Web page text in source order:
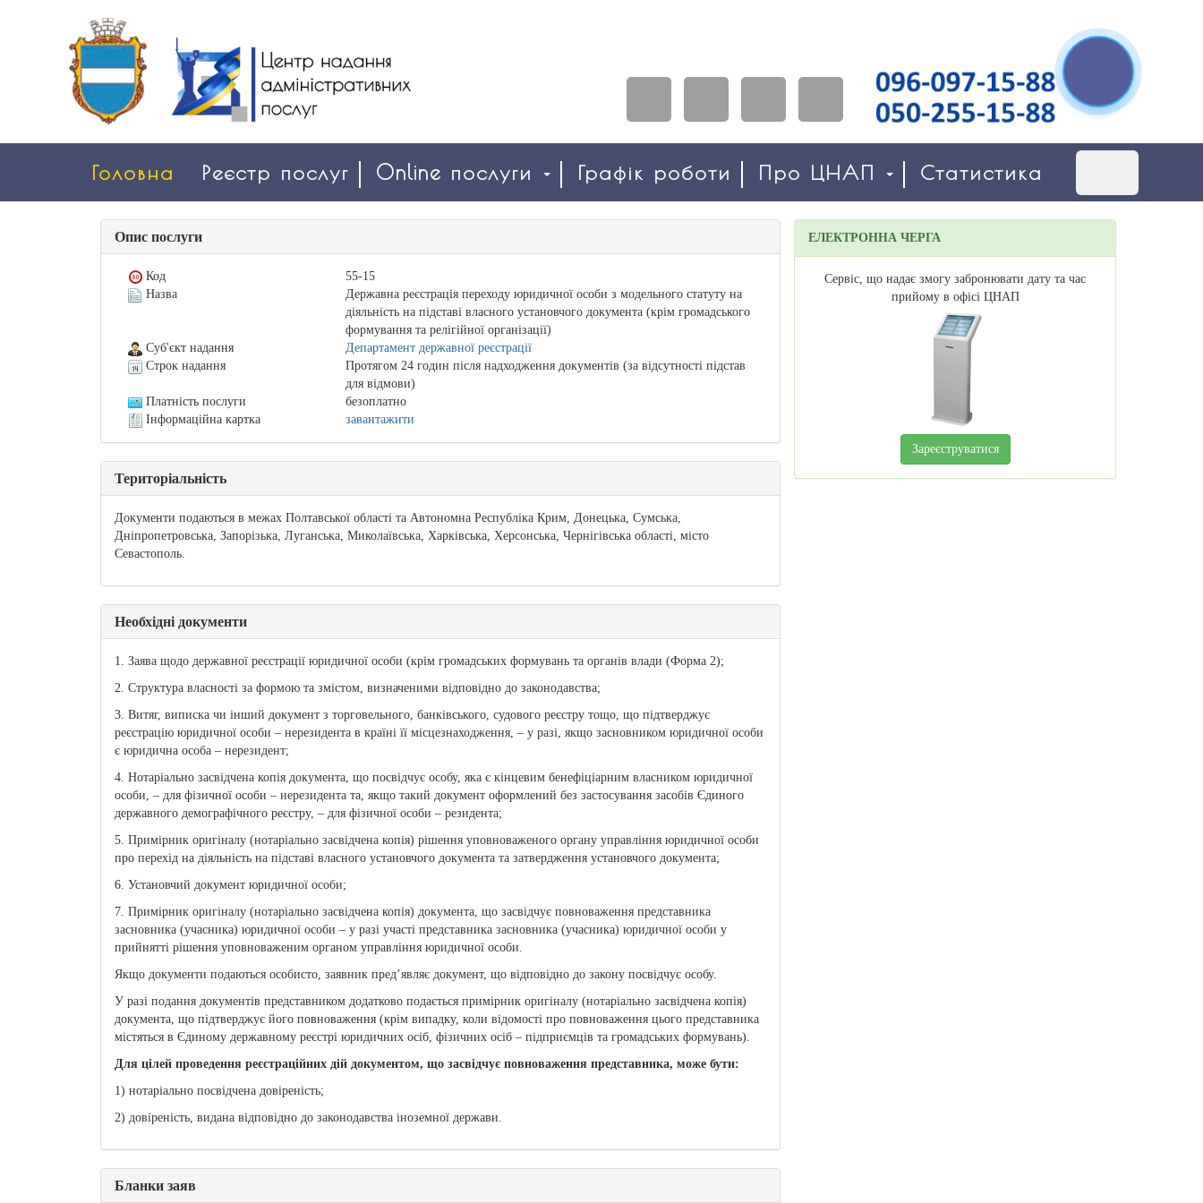
Головна Реєстр послуг Online послуги Графік роботи Про ЦНАП Статистика
Опис послуги
Код
55-15
Назва
Державна реєстрація переходу юридичної особи з модельного статуту на
діяльність на підставі власного установчого документа (крім громадського
формування та релігійної організації)
Суб'єкт надання
Департамент державної реєстрації
Строк надання
Протягом 24 годин після надходження документів (за відсутності підстав
для відмови)
Платність послуги
безоплатно
Інформаційна картка
завантажити
Територіальність
Документи подаються в межах Полтавської області та Автономна Республіка Крим, Донецька, Сумська,
Дніпропетровська, Запорізька, Луганська, Миколаївська, Харківська, Херсонська, Чернігівська області, місто
Севастополь.
Необхідні документи
1. Заява щодо державної реєстрації юридичної особи (крім громадських формувань та органів влади (Форма 2);
2. Структура власності за формою та змістом, визначеними відповідно до законодавства;
3. Витяг, виписка чи інший документ з торговельного, банківського, судового реєстру тощо, що підтверджує
реєстрацію юридичної особи – нерезидента в країні її місцезнаходження, – у разі, якщо засновником юридичної особи
є юридична особа – нерезидент;
4. Нотаріально засвідчена копія документа, що посвідчує особу, яка є кінцевим бенефіціарним власником юридичної
особи, – для фізичної особи – нерезидента та, якщо такий документ оформлений без застосування засобів Єдиного
державного демографічного реєстру, – для фізичної особи – резидента;
5. Примірник оригіналу (нотаріально засвідчена копія) рішення уповноваженого органу управління юридичної особи
про перехід на діяльність на підставі власного установчого документа та затвердження установчого документа;
6. Установчий документ юридичної особи;
7. Примірник оригіналу (нотаріально засвідчена копія) документа, що засвідчує повноваження представника
засновника (учасника) юридичної особи – у разі участі представника засновника (учасника) юридичної особи у
прийнятті рішення уповноваженим органом управління юридичної особи.
Якщо документи подаються особисто, заявник пред’являє документ, що відповідно до закону посвідчує особу.
У разі подання документів представником додатково подається примірник оригіналу (нотаріально засвідчена копія)
документа, що підтверджує його повноваження (крім випадку, коли відомості про повноваження цього представника
містяться в Єдиному державному реєстрі юридичних осіб, фізичних осіб – підприємців та громадських формувань).
Для цілей проведення реєстраційних дій документом, що засвідчує повноваження представника, може бути:
1) нотаріально посвідчена довіреність;
2) довіреність, видана відповідно до законодавства іноземної держави.
Бланки заяв
ЕЛЕКТРОННА ЧЕРГА
Сервіс, що надає змогу забронювати дату та час
прийому в офісі ЦНАП
Зареєструватися